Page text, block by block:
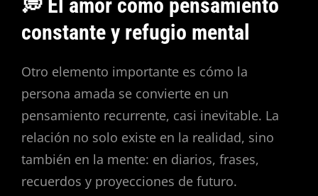
💭 El amor como pensamiento
constante y refugio mental
Otro elemento importante es cómo la
persona amada se convierte en un
pensamiento recurrente, casi inevitable. La
relación no solo existe en la realidad, sino
también en la mente: en diarios, frases,
recuerdos y proyecciones de futuro.